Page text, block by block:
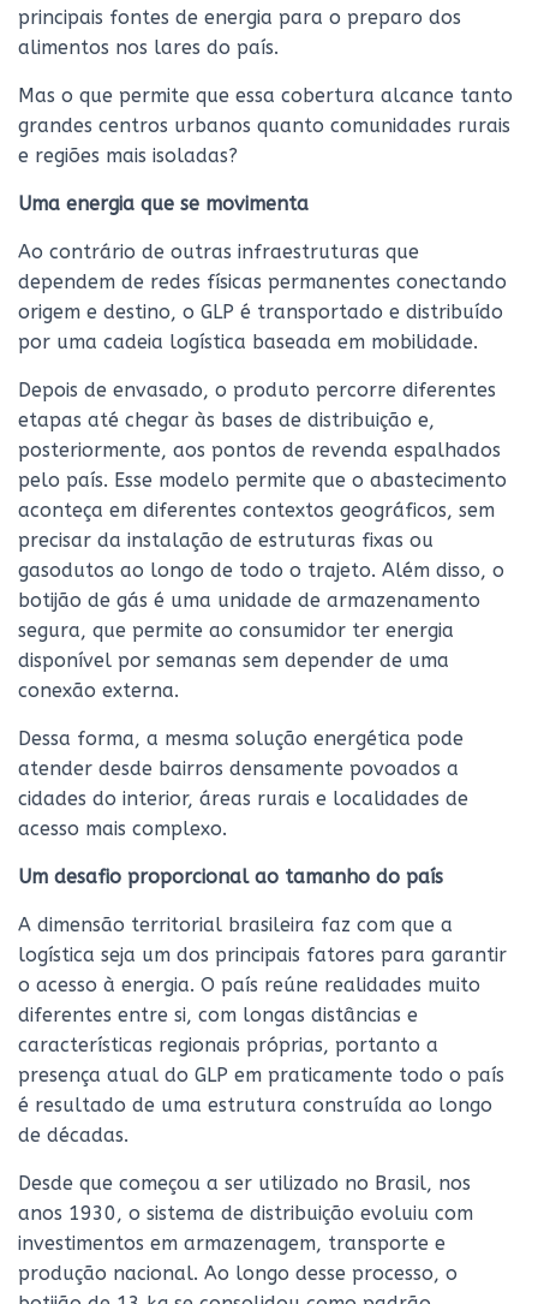
principais fontes de energia para o preparo dos
alimentos nos lares do país.
Mas o que permite que essa cobertura alcance tanto
grandes centros urbanos quanto comunidades rurais
e regiões mais isoladas?
Uma energia que se movimenta
Ao contrário de outras infraestruturas que
dependem de redes físicas permanentes conectando
origem e destino, o GLP é transportado e distribuído
por uma cadeia logística baseada em mobilidade.
Depois de envasado, o produto percorre diferentes
etapas até chegar às bases de distribuição e,
posteriormente, aos pontos de revenda espalhados
pelo país. Esse modelo permite que o abastecimento
aconteça em diferentes contextos geográficos, sem
precisar da instalação de estruturas fixas ou
gasodutos ao longo de todo o trajeto. Além disso, o
botijão de gás é uma unidade de armazenamento
segura, que permite ao consumidor ter energia
disponível por semanas sem depender de uma
conexão externa.
Dessa forma, a mesma solução energética pode
atender desde bairros densamente povoados a
cidades do interior, áreas rurais e localidades de
acesso mais complexo.
Um desafio proporcional ao tamanho do país
A dimensão territorial brasileira faz com que a
logística seja um dos principais fatores para garantir
o acesso à energia. O país reúne realidades muito
diferentes entre si, com longas distâncias e
características regionais próprias, portanto a
presença atual do GLP em praticamente todo o país
é resultado de uma estrutura construída ao longo
de décadas.
Desde que começou a ser utilizado no Brasil, nos
anos 1930, o sistema de distribuição evoluiu com
investimentos em armazenagem, transporte e
produção nacional. Ao longo desse processo, o